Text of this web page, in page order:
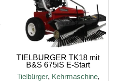
TIELBÜRGER TK18 mit
B&S 675iS E-Start
Tielbürger, Kehrmaschine,